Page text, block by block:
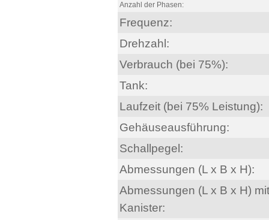
Anzahl der Phasen:
Frequenz:
Drehzahl:
Verbrauch (bei 75%):
Tank:
Laufzeit (bei 75% Leistung):
Gehäuseausführung:
Schallpegel:
Abmessungen (L x B x H):
Abmessungen (L x B x H) mit
Kanister: